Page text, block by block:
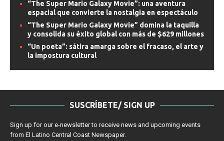
“The Super Mario Galaxy Movie”: una aventura
espacial que convierte la nostalgia en espectáculo
“The Super Mario Galaxy Movie” domina la taquilla
y consolida su éxito global con más de $629 millones
“Un poeta”: sátira amarga sobre el fracaso, el arte y
la impostura cultural
SUSCRÍBETE/ SIGN UP
Sign up for our e-newsletter to receive news and upcoming events
from El Latino Central Coast Newspaper.